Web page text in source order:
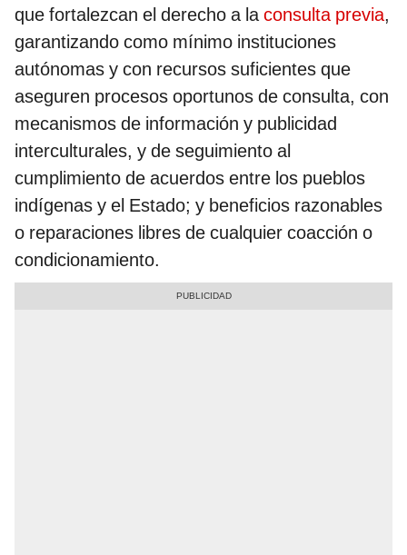
que fortalezcan el derecho a laconsulta previa,
garantizando como mínimo instituciones
autónomas y con recursos suficientes que
aseguren procesos oportunos de consulta, con
mecanismos de información y publicidad
interculturales, y de seguimiento al
cumplimiento de acuerdos entre los pueblos
indígenas y el Estado; y beneficios razonables
o reparaciones libres de cualquier coacción o
condicionamiento.